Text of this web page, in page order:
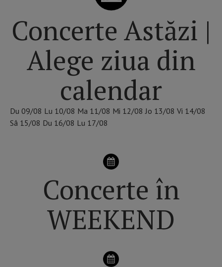
Concerte Astăzi |
Alege ziua din
calendar
Du 09/08 Lu 10/08 Ma 11/08 Mi 12/08 Jo 13/08 Vi 14/08
Sâ 15/08 Du 16/08 Lu 17/08
Concerte în
WEEKEND